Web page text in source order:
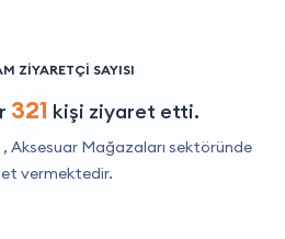
ZİYARETÇİ SAYISI
321 kişi ziyaret etti.
Aksesuar Mağazaları sektöründe
vermektedir.